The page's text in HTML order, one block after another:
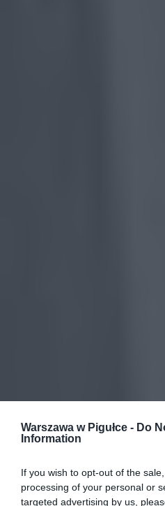
Warszawa w Pigułce - Do
Information
If you wish to opt-out of the
processing of your personal or
targeted advertising by us,